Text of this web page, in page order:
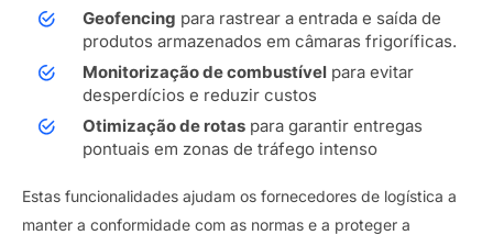
Geofencing para rastrear a entrada e saída de
produtos armazenados em câmaras frigoríficas.
Monitorização de combustível para evitar
desperdícios e reduzir custos
Otimização de rotas para garantir entregas
pontuais em zonas de tráfego intenso
Estas funcionalidades ajudam os fornecedores de logística a
manter a conformidade com as normas e a proteger a